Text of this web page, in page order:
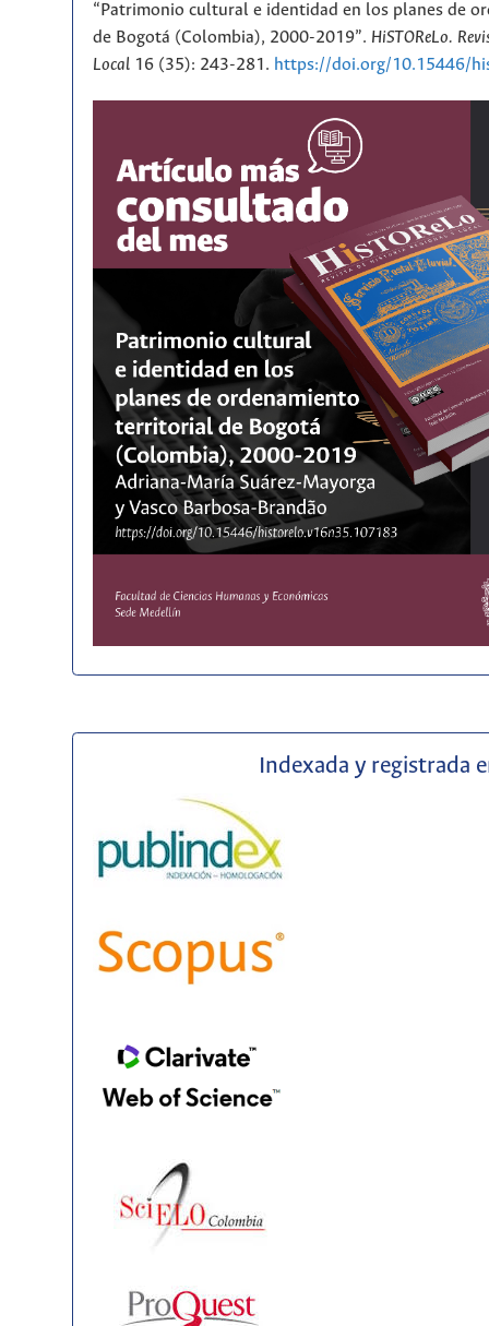
“Patrimonio cultural e identidad en los planes de
de Bogotá (Colombia), 2000-2019”. HiSTOReLo.
Local16 (35): 243-281. https://doi.org/10.15446/
Indexada y registrada